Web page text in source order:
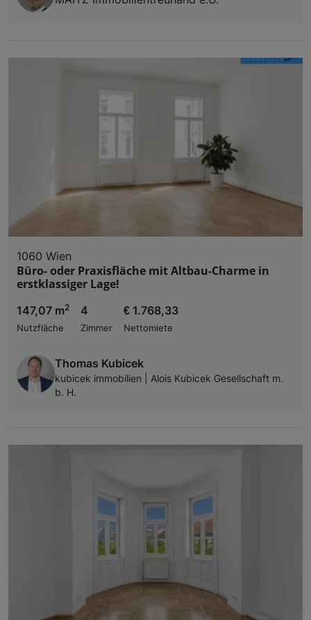
1060 Wien
Büro- oder Praxisfläche mit Altbau-Charme in
erstklassiger Lage!
147,07 m2
Nutzfläche
4
Zimmer
€ 1.768,33
Nettomiete
Thomas Kubicek
kubicek immobilien | Alois Kubicek Gesellschaft m.
b. H.